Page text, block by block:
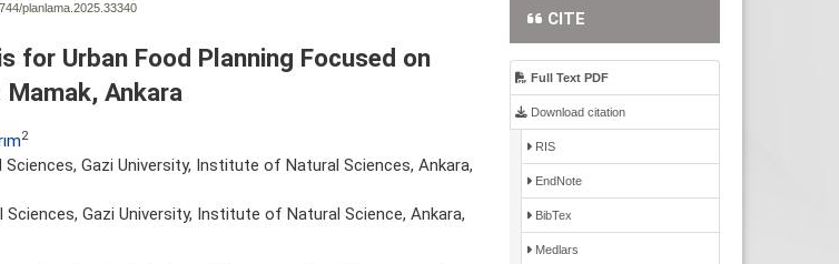
planlama.2025.33340
for Urban Food Planning Focused on
Ankara
2
Gazi University, Institute of Natural Sciences, Ankara,
Gazi University, Institute of Natural Science, Ankara,
CITE
Full Text PDF
Download citation
RIS
EndNote
BibTex
Medlars